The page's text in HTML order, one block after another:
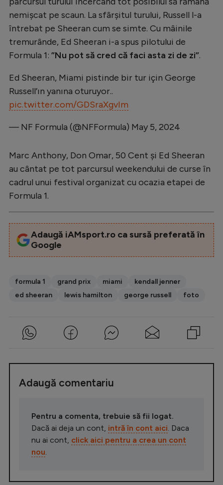
nemișcat pe scaun. La sfârșitul turului, Russell l-a
întrebat pe Sheeran cum se simte. Cu mâinile
tremurânde, Ed Sheeran i-a spus pilotului de
Formula 1: ”Nu pot să cred că faci asta zi de zi”.
Ed Sheeran, Miami pistinde bir tur için George
Russell’ın yanına oturuyor..
pic.twitter.com/GDSraXgvIm
— NF Formula (@NFFormula) May 5, 2024
Marc Anthony, Don Omar, 50 Cent şi Ed Sheeran
au cântat pe tot parcursul weekendului de curse în
cadrul unui festival organizat cu ocazia etapei de
Formula 1.
Adaugă iAMsport.ro ca sursă preferată în
Google
formula 1 grand prix miami
kendall jenner
ed sheeran
lewis hamilton george russell foto
Adaugă comentariu
Pentru a comenta, trebuie să fii logat.
Dacă ai deja un cont, intră în cont aici . Daca
nu ai cont, click aici pentru a crea un cont
nou